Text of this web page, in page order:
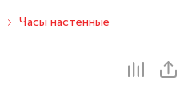
Часы настенные